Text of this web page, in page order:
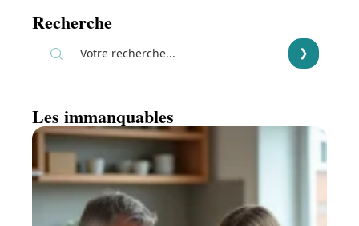
Recherche
Les immanquables